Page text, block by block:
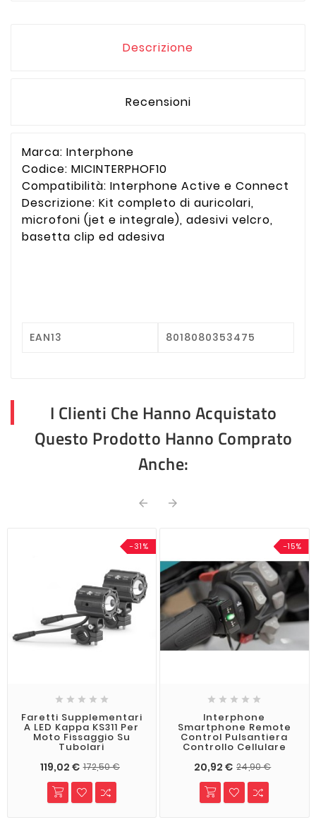
Descrizione
Recensioni
Marca: Interphone
Codice: MICINTERPHOF10
Compatibilità: Interphone Active e Connect
Descrizione: Kit completo di auricolari,
microfoni (jet e integrale), adesivi velcro,
basetta clip ed adesiva
EAN13 8018080353475
I Clienti Che Hanno Acquistato
Questo Prodotto Hanno Comprato
Anche:
 
-31%
    
Faretti Supplementari
A LED Kappa KS311 Per
Moto Fissaggio Su
Tubolari
119,02 € 172,50 €
-15%
    
Interphone
Smartphone Remote
Control Pulsantiera
Controllo Cellulare
20,92 € 24,90 €